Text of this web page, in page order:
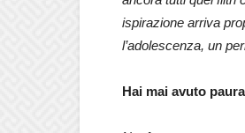
ispirazione arriva
l’adolescenza, un
Hai mai avuto